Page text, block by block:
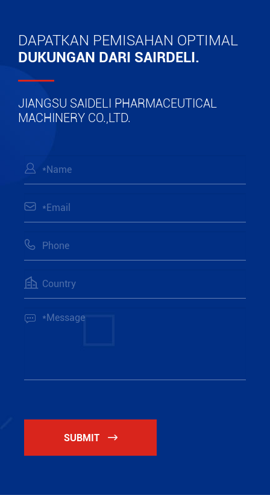
DAPATKAN PEMISAHAN OPTIMAL
DUKUNGAN DARI SAIRDELI.
JIANGSU SAIDELI PHARMACEUTICAL
MACHINERY CO.,LTD.





SUBMIT 